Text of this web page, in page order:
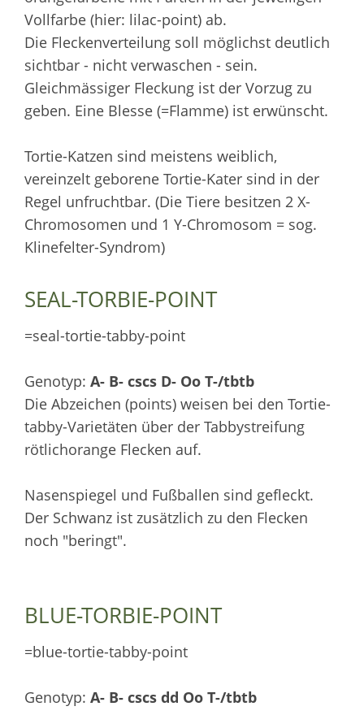
Vollfarbe (hier: lilac-point) ab.
Die Fleckenverteilung soll möglichst deutlich
sichtbar - nicht verwaschen - sein.
Gleichmässiger Fleckung ist der Vorzug zu
geben. Eine Blesse (=Flamme) ist erwünscht.
Tortie-Katzen sind meistens weiblich,
vereinzelt geborene Tortie-Kater sind in der
Regel unfruchtbar. (Die Tiere besitzen 2 X-
Chromosomen und 1 Y-Chromosom = sog.
Klinefelter-Syndrom)
SEAL-TORBIE-POINT
=seal-tortie-tabby-point
Genotyp: A- B- cscs D- Oo T-/tbtb
Die Abzeichen (points) weisen bei den Tortie-
tabby-Varietäten über der Tabbystreifung
rötlichorange Flecken auf.
Nasenspiegel und Fußballen sind gefleckt.
Der Schwanz ist zusätzlich zu den Flecken
noch "beringt".
BLUE-TORBIE-POINT
=blue-tortie-tabby-point
Genotyp: A- B- cscs dd Oo T-/tbtb